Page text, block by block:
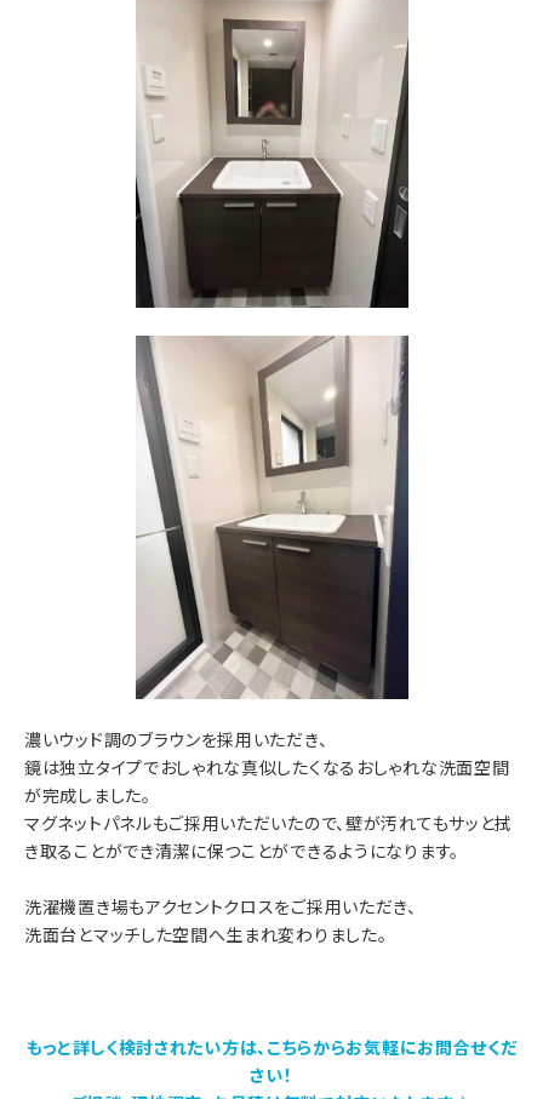
濃いウッド調のブラウンを採用いただき、
鏡は独立タイプでおしゃれな真似したくなるおしゃれな洗面空間
が完成しました。
マグネットパネルもご採用いただいたので、壁が汚れてもサッと拭
き取ることができ清潔に保つことができるようになります。
洗濯機置き場もアクセントクロスをご採用いただき、
洗面台とマッチした空間へ生まれ変わりました。
もっと詳しく検討されたい方は、こちらからお気軽にお問合せくだ
さい！